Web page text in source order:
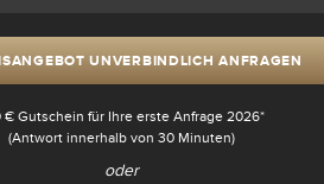
UNVERBINDLICH ANFRAGEN
€ Gutschein für Ihre erste Anfrage 2026*
(Antwort innerhalb von 30 Minuten)
oder